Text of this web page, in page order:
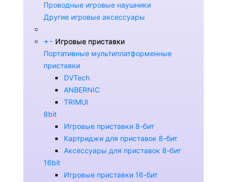
Проводные игровые наушники
Другие игровые аксессуары
+- Игровые приставки
Портативные мультиплатформенные
приставки
DVTech
ANBERNIC
TRIMUI
8bit
Игровые приставки 8-бит
Картриджи для приставок 8-бит
Аксессуары для приставок 8-бит
16bit
Игровые приставки 16-бит